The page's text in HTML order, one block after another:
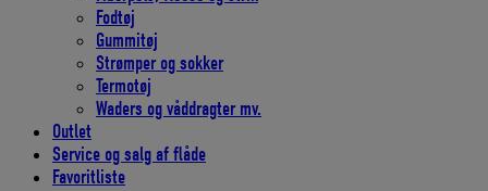
Fodtøj
Gummitøj
Strømper og sokker
Termotøj
Waders og våddragter mv.
Outlet
Service og salg af flåde
Favoritliste